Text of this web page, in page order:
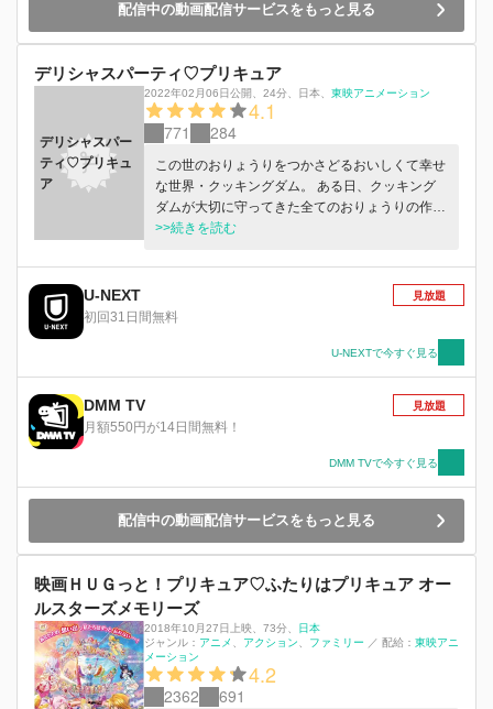
配信中の動画配信サービスをもっと見る
デリシャスパーティ♡プリキュア
デリシャスパー
ティ♡プリキュ
ア
2022年02月06日公開、 24分、 日本、 東映アニメーション
4.1
771 284
この世のおりょうりをつかさどるおいしくて幸せ
な世界・クッキングダム。 ある日、クッキング
ダムが大切に守ってきた全てのおりょうりの作り
方が書かれたレシピボンが、怪盗ブンドル団にぬ
ひとりじめしようとたくらむブンドル団が、つぎ
に狙うのはおりょうりの妖精【レシピッピ】
…！！ レシピボンを探しに人間界のおいしーな
借りて、 ひょんなことから、3人の普通の女の子
がプリキュアに変身！ レシピボンを取り戻し、
みんなのおいしいえがおを守るため、ブンドル団
>>続きを読む
U-NEXT
初回31日間無料
見放題
U-NEXTで今すぐ見る
DMM TV
月額550円が14日間無料！
見放題
DMM TVで今すぐ見る
配信中の動画配信サービスをもっと見る
映画ＨＵＧっと！プリキュア♡ふたりはプリキュア オー
ルスターズメモリーズ
2018年10月27日上映、 73分、 日本
ジャンル： アニメ アクション ファミリー ／ 配給： 東映アニ
メーション
4.2
2362 691